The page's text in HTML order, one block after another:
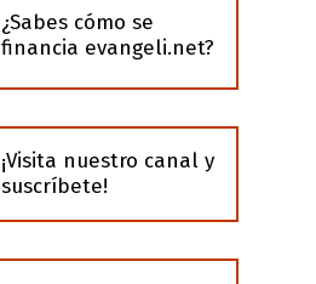
¿Sabes cómo se
financia evangeli.net?
¡Visita nuestro canal y
suscríbete!